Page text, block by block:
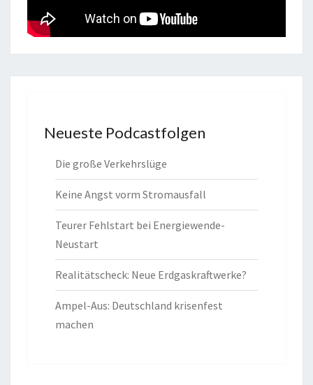
Neueste Podcastfolgen
Die große Verkehrslüge
Keine Angst vorm Stromausfall
Teurer Fehlstart bei Energiewende-
Neustart
Realitätscheck: Neue Erdgaskraftwerke?
Ampel-Aus: Deutschland krisenfest
machen